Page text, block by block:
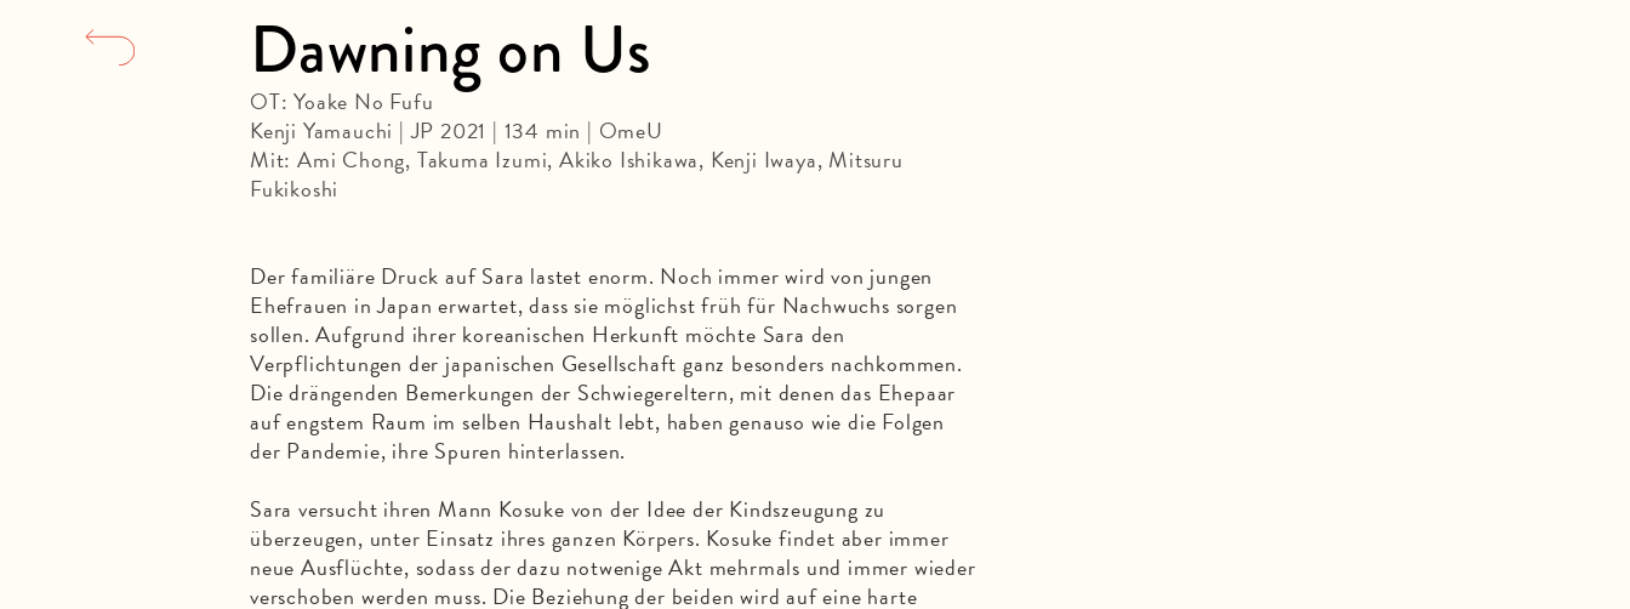
Dawning on Us
OT: Yoake No Fufu
Kenji Yamauchi | JP 2021 | 134 min | OmeU
Mit: Ami Chong, Takuma Izumi, Akiko Ishikawa, Kenji Iwaya, Mitsuru
Fukikoshi
Der familiäre Druck auf Sara lastet enorm. Noch immer wird von jungen
Ehefrauen in Japan erwartet, dass sie möglichst früh für Nachwuchs sorgen
sollen. Aufgrund ihrer koreanischen Herkunft möchte Sara den
Verpflichtungen der japanischen Gesellschaft ganz besonders nachkommen.
Die drängenden Bemerkungen der Schwiegereltern, mit denen das Ehepaar
auf engstem Raum im selben Haushalt lebt, haben genauso wie die Folgen
der Pandemie, ihre Spuren hinterlassen.
Sara versucht ihren Mann Kosuke von der Idee der Kindszeugung zu
überzeugen, unter Einsatz ihres ganzen Körpers. Kosuke findet aber immer
neue Ausflüchte, sodass der dazu notwenige Akt mehrmals und immer wieder
verschoben werden muss. Die Beziehung der beiden wird auf eine harte